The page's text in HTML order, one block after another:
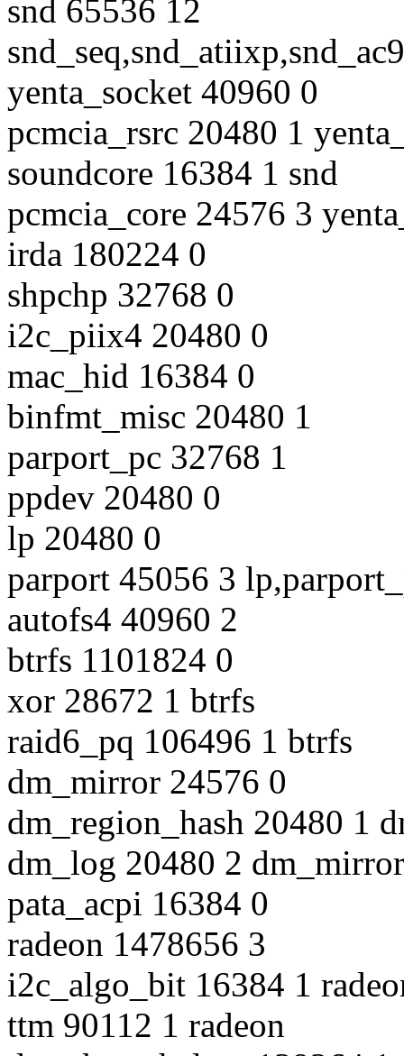
snd 65536 12
yenta_socket 40960 0
pcmcia_rsrc 20480 1
soundcore 16384 1 snd
pcmcia_core 24576 3
irda 180224 0
shpchp 32768 0
i2c_piix4 20480 0
mac_hid 16384 0
binfmt_misc 20480 1
parport_pc 32768 1
ppdev 20480 0
lp 20480 0
parport 45056 3
autofs4 40960 2
btrfs 1101824 0
xor 28672 1 btrfs
raid6_pq 106496 1 btrfs
dm_mirror 24576 0
dm_region_hash 20480 1
dm_log 20480 2
pata_acpi 16384 0
radeon 1478656 3
i2c_algo_bit 16384 1
ttm 90112 1 radeon